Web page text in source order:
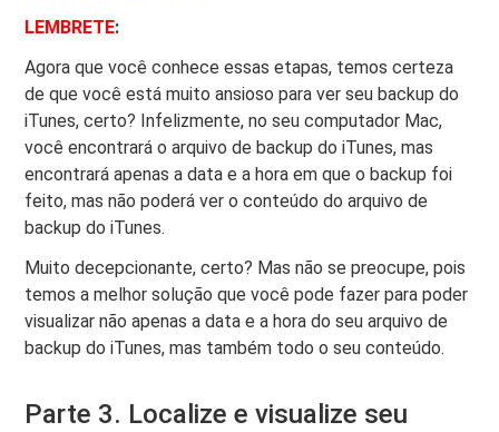
LEMBRETE:
Agora que você conhece essas etapas, temos certeza
de que você está muito ansioso para ver seu backup do
iTunes, certo? Infelizmente, no seu computador Mac,
você encontrará o arquivo de backup do iTunes, mas
encontrará apenas a data e a hora em que o backup foi
feito, mas não poderá ver o conteúdo do arquivo de
backup do iTunes.
Muito decepcionante, certo? Mas não se preocupe, pois
temos a melhor solução que você pode fazer para poder
visualizar não apenas a data e a hora do seu arquivo de
backup do iTunes, mas também todo o seu conteúdo.
Parte 3. Localize e visualize seu